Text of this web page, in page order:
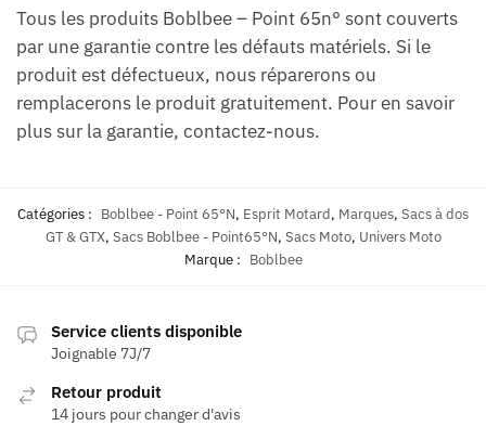
Tous les produits Boblbee – Point 65n° sont couverts
par une garantie contre les défauts matériels. Si le
produit est défectueux, nous réparerons ou
remplacerons le produit gratuitement. Pour en savoir
plus sur la garantie, contactez-nous.
Catégories : Boblbee - Point 65°N, Esprit Motard, Marques, Sacs à dos
GT & GTX, Sacs Boblbee - Point65°N, Sacs Moto, Univers Moto
Marque : Boblbee
Service clients disponible
Joignable 7J/7
Retour produit
14 jours pour changer d'avis